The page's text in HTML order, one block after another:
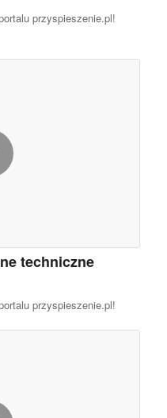
przyspieszenie.pl!
techniczne
przyspieszenie.pl!